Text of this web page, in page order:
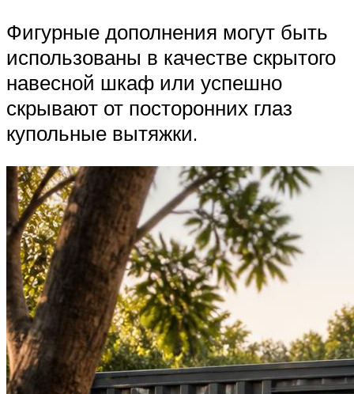
Фигурные дополнения могут быть
использованы в качестве скрытого
навесной шкаф или успешно
скрывают от посторонних глаз
купольные вытяжки.